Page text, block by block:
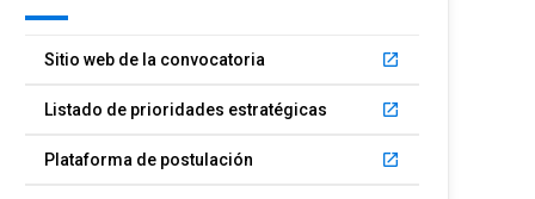
Sitio web de la convocatoria launch
Listado de prioridades estratégicas launch
Plataforma de postulación launch